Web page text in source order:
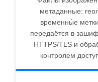
метаданные:
временны́е
передаётся в
HTTPS/TLS и
контролем